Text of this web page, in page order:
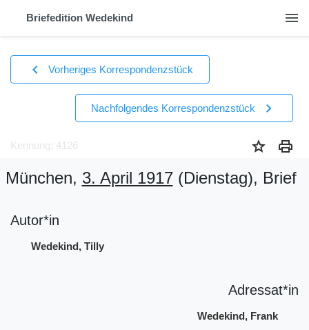
Briefedition Wedekind menu
chevron_left Vorheriges Korrespondenzstück
Nachfolgendes Korrespondenzstück chevron_right
Kennung: 4126 star print
München, 3. April 1917(Dienstag), Brief
Autor*in
Wedekind, Tilly
Adressat*in
Wedekind, Frank